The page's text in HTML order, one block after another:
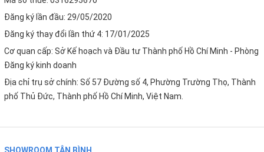
Nếu xuất hiện các dấu hiệu trên, người dùng nên thay cốc
lọc mới để đảm bảo an toàn cho hệ thống lọc nước.
HƯỚNG DẪN SỬ DỤNG VÀ BẢO QUẢN
Để cốc lọc hoạt động bền bỉ hơn, nên lưu ý:
Đăng ký lần đầu: 29/05/2020
Đăng ký thay đổi lần thứ 4: 17/01/2025
Cơ quan cấp: Sở Kế hoạch và Đầu tư Thành phố Hồ Chí Minh - Phòng
Đăng ký kinh doanh
Địa chỉ trụ sở chính: Số 57 Đường số 4, Phường Trường Thọ, Thành
phố Thủ Đức, Thành phố Hồ Chí Minh, Việt Nam.